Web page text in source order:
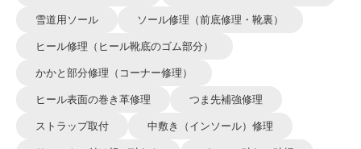
雪道用ソール ソール修理（前底修理・靴裏）
ヒール修理（ヒール靴底のゴム部分）
かかと部分修理（コーナー修理）
ヒール表面の巻き革修理 つま先補強修理
ストラップ取付 中敷き（インソール）修理